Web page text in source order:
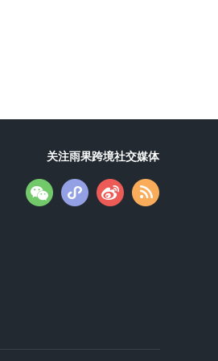
关注雨果跨境社交媒体